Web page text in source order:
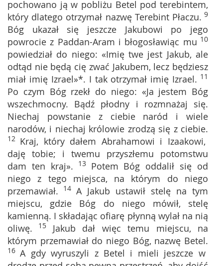
pochowano ją w pobliżu Betel pod terebintem,
który dlatego otrzymał nazwę Terebint Płaczu. 9
Bóg ukazał się jeszcze Jakubowi po jego
powrocie z Paddan-Aram i błogosławiąc mu 10
powiedział do niego: «Imię twe jest Jakub, ale
odtąd nie będą cię zwać Jakubem, lecz będziesz
miał imię Izrael»*. I tak otrzymał imię Izrael. 11
Po czym Bóg rzekł do niego: «Ja jestem Bóg
wszechmocny. Bądź płodny i rozmnażaj się.
Niechaj powstanie z ciebie naród i wiele
narodów, i niechaj królowie zrodzą się z ciebie.
12 Kraj, który dałem Abrahamowi i Izaakowi,
daję tobie; i twemu przyszłemu potomstwu
dam ten kraj». 13 Potem Bóg oddalił się od
niego z tego miejsca, na którym do niego
przemawiał. 14 A Jakub ustawił stelę na tym
miejscu, gdzie Bóg do niego mówił, stelę
kamienną. I składając ofiarę płynną wylał na nią
oliwę. 15 Jakub dał więc temu miejscu, na
którym przemawiał do niego Bóg, nazwę Betel.
16 A gdy wyruszyli z Betel i mieli jeszcze w